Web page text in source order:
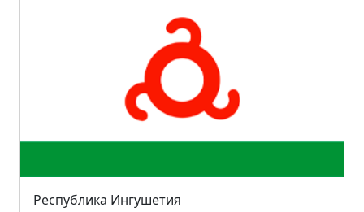
Республика Ингушетия